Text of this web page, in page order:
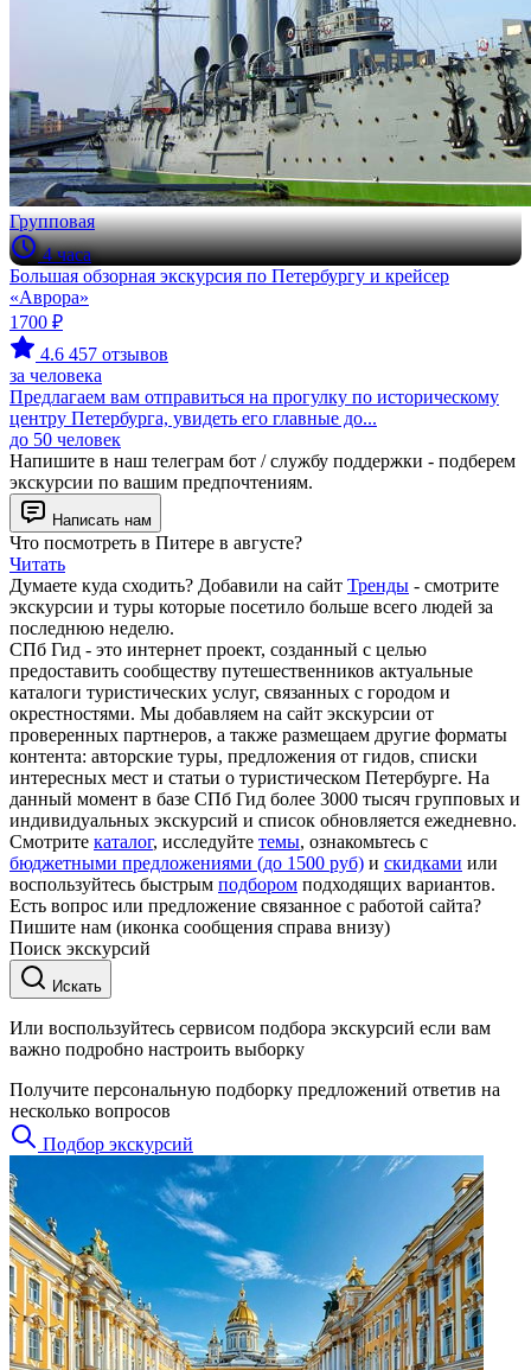
Групповая
4 часа
Большая обзорная экскурсия по Петербургу и крейсер
«Аврора»
1700 ₽
4.6 457 отзывов
за человека
Предлагаем вам отправиться на прогулку по историческому
центру Петербурга, увидеть его главные до...
до 50 человек
Напишите в наш телеграм бот / службу поддержки - подберем
экскурсии по вашим предпочтениям.
Написать нам
Что посмотреть в Питере в августе?
Читать
Думаете куда сходить? Добавили на сайт Тренды - смотрите
экскурсии и туры которые посетило больше всего людей за
последнюю неделю.
СПб Гид - это интернет проект, созданный с целью
предоставить сообществу путешественников актуальные
каталоги туристических услуг, связанных с городом и
окрестностями. Мы добавляем на сайт экскурсии от
проверенных партнеров, а также размещаем другие форматы
контента: авторские туры, предложения от гидов, списки
интересных мест и статьи о туристическом Петербурге. На
данный момент в базе СПб Гид более 3000 тысяч групповых и
индивидуальных экскурсий и список обновляется ежедневно.
Смотрите каталог, исследуйте темы, ознакомьтесь с
бюджетными предложениями (до 1500 руб) и скидками или
воспользуйтесь быстрым подбором подходящих вариантов.
Есть вопрос или предложение связанное с работой сайта?
Пишите нам (иконка сообщения справа внизу)
Поиск экскурсий
Искать
Или воспользуйтесь сервисом подбора экскурсий если вам
важно подробно настроить выборку
Получите персональную подборку предложений ответив на
несколько вопросов
Подбор экскурсий